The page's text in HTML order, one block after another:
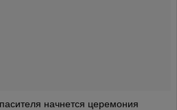
начнется церемония